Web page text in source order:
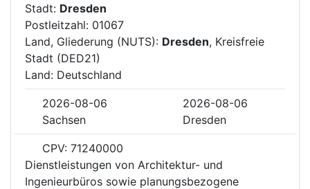
Stadt: Dresden
Postleitzahl: 01067
Land, Gliederung (NUTS): Dresden, Kreisfreie
Stadt (DED21)
Land: Deutschland
2026-08-06
2026-08-06
Sachsen
Dresden
CPV: 71240000
Dienstleistungen von Architektur- und
Ingenieurbüros sowie planungsbezogene